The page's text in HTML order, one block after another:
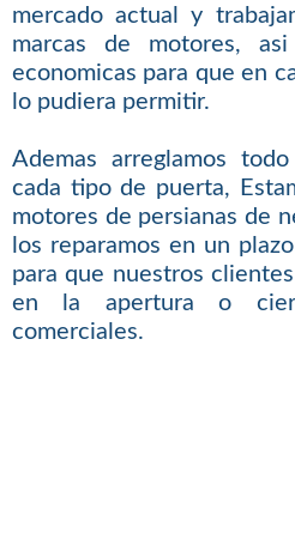
mercado actual y
marcas de motores,
economicas para que en
lo pudiera permitir.
Ademas arreglamos
cada tipo de puerta,
motores de persianas de
los reparamos en un
para que nuestros
en la apertura o
comerciales.